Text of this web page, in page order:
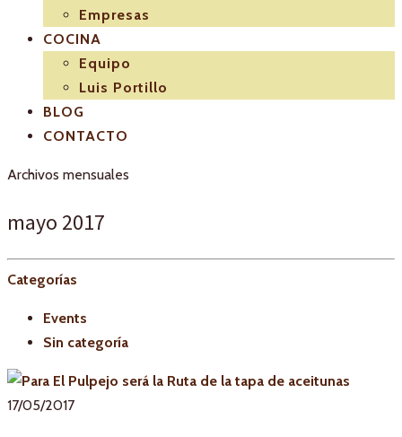
Empresas
COCINA
Equipo
Luis Portillo
BLOG
CONTACTO
Archivos mensuales
mayo 2017
Categorías
Events
Sin categoría
17/05/2017